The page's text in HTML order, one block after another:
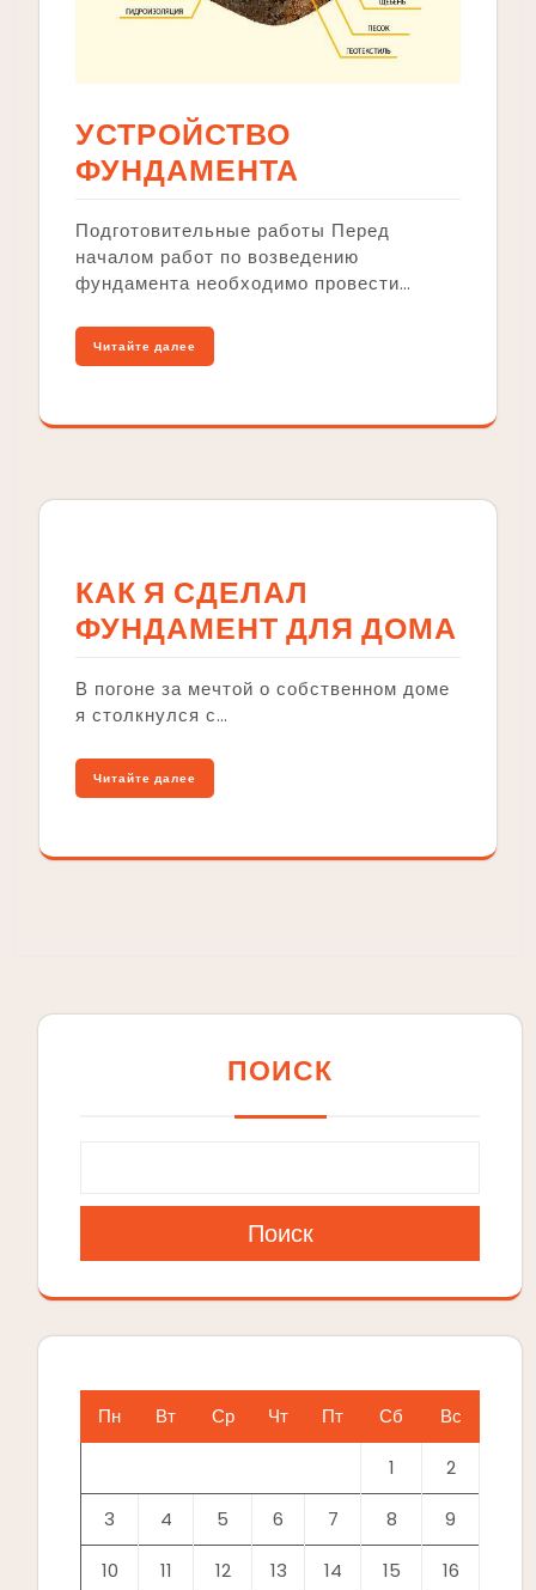
УСТРОЙСТВО
ФУНДАМЕНТА
Подготовительные работы Перед
началом работ по возведению
фундамента необходимо провести…
Читайте далее
КАК Я СДЕЛАЛ
ФУНДАМЕНТ ДЛЯ ДОМА
В погоне за мечтой о собственном доме
я столкнулся с…
Читайте далее
ПОИСК
Поиск
Пн Вт Ср Чт Пт Сб Вс
1 2
3 4 5 6 7 8 9
10 11 12 13 14 15 16